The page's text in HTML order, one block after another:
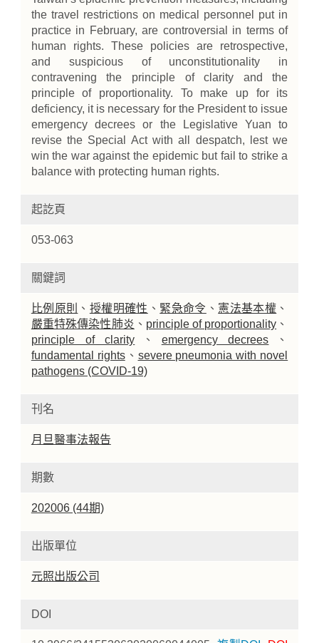
the travel restrictions on medical personnel put in
practice in February, are controversial in terms of
human rights. These policies are retrospective,
and suspicious of unconstitutionality in
contravening the principle of clarity and the
principle of proportionality. To make up for its
deficiency, it is necessary for the President to issue
emergency decrees or the Legislative Yuan to
revise the Special Act with all despatch, lest we
win the war against the epidemic but fail to strike a
balance with protecting human rights.
起訖頁
053-063
關鍵詞
比例原則 、 授權明確性 、 緊急命令 、 憲法基本權 、
嚴重特殊傳染性肺炎 、 principle of proportionality 、
principle of clarity 、 emergency decrees 、
fundamental rights、 severe pneumonia with novel
pathogens (COVID-19)
刊名
月旦醫事法報告
期數
202006 (44期)
出版單位
元照出版公司
DOI